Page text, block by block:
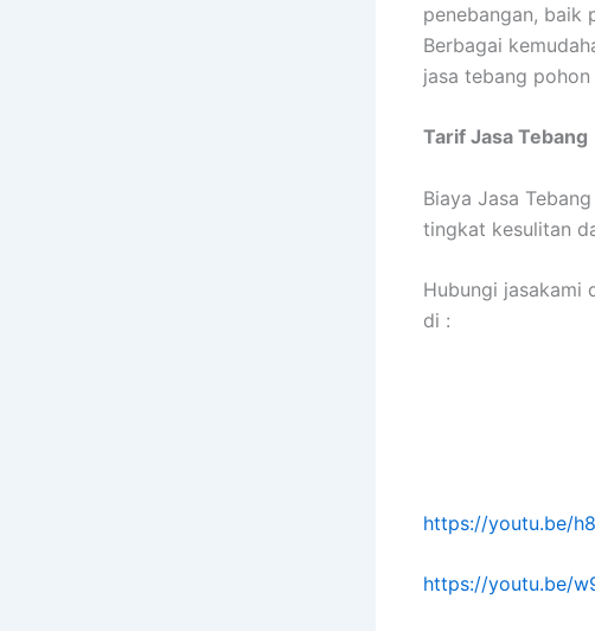
penebangan, baik
Berbagai
jasa tebang pohon
Tarif Jasa Tebang
Biaya Jasa
tingkat kesulitan
Hubungi jasakami
di :
https://youtu.be/
https://youtu.be/